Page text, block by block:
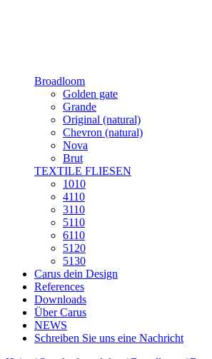
Broadloom
Golden gate
Grande
Original (natural)
Chevron (natural)
Nova
Brut
TEXTILE FLIESEN
1010
4110
3110
5110
6110
5120
5130
Carus dein Design
References
Downloads
Über Carus
NEWS
Schreiben Sie uns eine Nachricht